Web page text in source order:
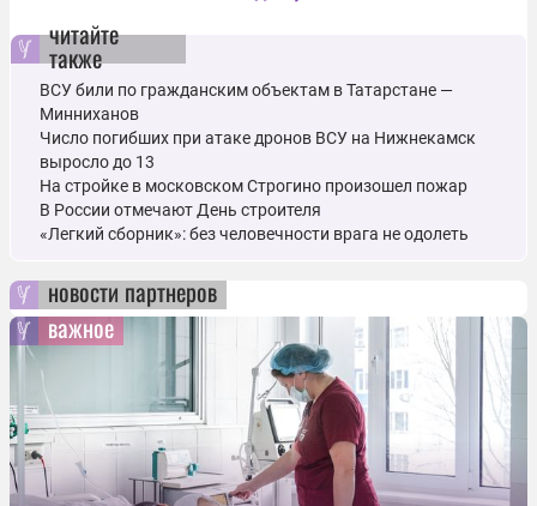
читайте
также
ВСУ били по гражданским объектам в Татарстане ―
Минниханов
Число погибших при атаке дронов ВСУ на Нижнекамск
выросло до 13
На стройке в московском Строгино произошел пожар
В России отмечают День строителя
«Легкий сборник»: без человечности врага не одолеть
новости партнеров
важное